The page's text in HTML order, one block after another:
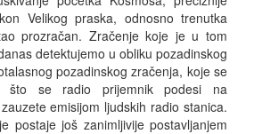
Velikog praska, odnosno trenutka
prozračan. Zračenje koje je u tom
detektujemo u obliku pozadinskog
pozadinskog zračenja, koje se
što se radio prijemnik podesi na
emisijom ljudskih radio stanica.
postaje još zanimljivije postavljanjem